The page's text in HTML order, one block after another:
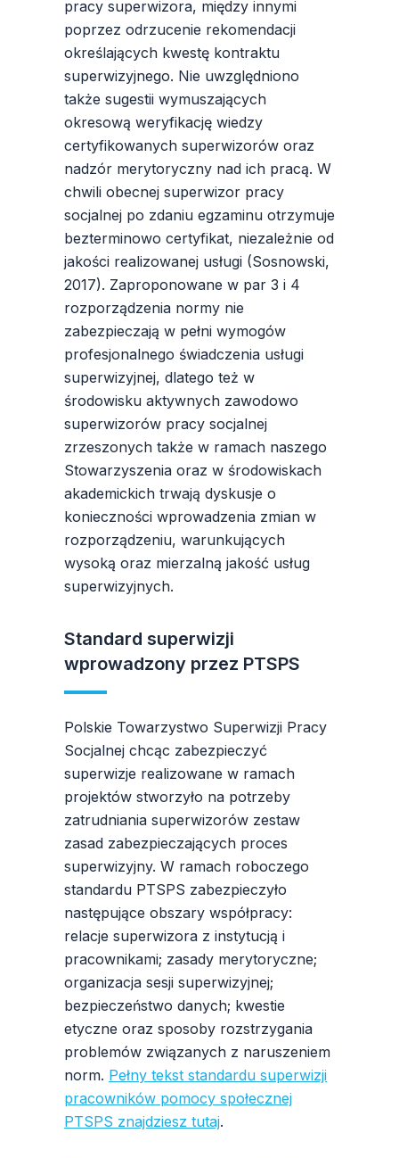
pracy superwizora, między innymi
poprzez odrzucenie rekomendacji
określających kwestę kontraktu
superwizyjnego. Nie uwzględniono
także sugestii wymuszających
okresową weryfikację wiedzy
certyfikowanych superwizorów oraz
nadzór merytoryczny nad ich pracą. W
chwili obecnej superwizor pracy
socjalnej po zdaniu egzaminu otrzymuje
bezterminowo certyfikat, niezależnie od
jakości realizowanej usługi (Sosnowski,
2017). Zaproponowane w par 3 i 4
rozporządzenia normy nie
zabezpieczają w pełni wymogów
profesjonalnego świadczenia usługi
superwizyjnej, dlatego też w
środowisku aktywnych zawodowo
superwizorów pracy socjalnej
zrzeszonych także w ramach naszego
Stowarzyszenia oraz w środowiskach
akademickich trwają dyskusje o
konieczności wprowadzenia zmian w
rozporządzeniu, warunkujących
wysoką oraz mierzalną jakość usług
superwizyjnych.
Standard superwizji
wprowadzony przez PTSPS
Polskie Towarzystwo Superwizji Pracy
Socjalnej chcąc zabezpieczyć
superwizje realizowane w ramach
projektów stworzyło na potrzeby
zatrudniania superwizorów zestaw
zasad zabezpieczających proces
superwizyjny. W ramach roboczego
standardu PTSPS zabezpieczyło
następujące obszary współpracy:
relacje superwizora z instytucją i
pracownikami; zasady merytoryczne;
organizacja sesji superwizyjnej;
bezpieczeństwo danych; kwestie
etyczne oraz sposoby rozstrzygania
problemów związanych z naruszeniem
norm. Pełny tekst standardu superwizji
pracowników pomocy społecznej
PTSPS znajdziesz tutaj.